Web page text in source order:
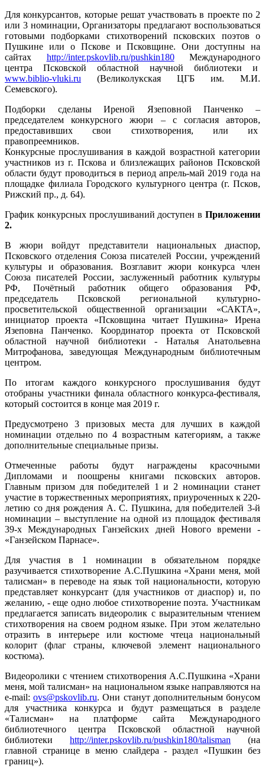
Для конкурсантов, которые решат участвовать в проекте по 2
или 3 номинации, Организаторы предлагают воспользоваться
готовыми подборками стихотворений псковских поэтов о
Пушкине или о Пскове и Псковщине. Они доступны на
сайтах http://inter.pskovlib.ru/pushkin180Международного
центра Псковской областной научной библиотеки и
www.biblio-vluki.ru (Великолукская ЦГБ им. М.И.
Семевского).
Подборки сделаны Иреной Язеповной Панченко –
председателем конкурсного жюри – с согласия авторов,
предоставивших свои стихотворения, или их
правопреемников.
Конкурсные прослушивания в каждой возрастной категории
участников из г. Пскова и близлежащих районов Псковской
области будут проводиться в период апрель-май 2019 года на
площадке филиала Городского культурного центра (г. Псков,
Рижский пр., д. 64).
График конкурсных прослушиваний доступен в Приложении
2.
В жюри войдут представители национальных диаспор,
Псковского отделения Союза писателей России, учреждений
культуры и образования. Возглавит жюри конкурса член
Союза писателей России, заслуженный работник культуры
РФ, Почётный работник общего образования РФ,
председатель Псковской региональной культурно-
просветительской общественной организации «САКТА»,
инициатор проекта «Псковщина читает Пушкина» Ирена
Язеповна Панченко. Координатор проекта от Псковской
областной научной библиотеки - Наталья Анатольевна
Митрофанова, заведующая Международным библиотечным
центром.
По итогам каждого конкурсного прослушивания будут
отобраны участники финала областного конкурса-фестиваля,
который состоится в конце мая 2019 г.
Предусмотрено 3 призовых места для лучших в каждой
номинации отдельно по 4 возрастным категориям, а также
дополнительные специальные призы.
Отмеченные работы будут награждены красочными
Дипломами и поощрены книгами псковских авторов.
Главным призом для победителей 1 и 2 номинации станет
участие в торжественных мероприятиях, приуроченных к 220-
летию со дня рождения А. С. Пушкина, для победителей 3-й
номинации – выступление на одной из площадок фестиваля
39-х Международных Ганзейских дней Нового времени -
«Ганзейском Парнасе».
Для участия в 1 номинации в обязательном порядке
разучивается стихотворение А.С.Пушкина «Храни меня, мой
талисман» в переводе на язык той национальности, которую
представляет конкурсант (для участников от диаспор) и, по
желанию, - еще одно любое стихотворение поэта. Участникам
предлагается записать видеоролик с выразительным чтением
стихотворения на своем родном языке. При этом желательно
отразить в интерьере или костюме чтеца национальный
колорит (флаг страны, ключевой элемент национального
костюма).
Видеоролики с чтением стихотворения А.С.Пушкина «Храни
меня, мой талисман» на национальном языке направляются на
e-mail:ovs@pskovlib.ru. Они станут дополнительным бонусом
для участника конкурса и будут размещаться в разделе
«Талисман» на платформе сайта Международного
библиотечного центра Псковской областной научной
библиотеки http://inter.pskovlib.ru/pushkin180/talisman (на
главной странице в меню слайдера - раздел «Пушкин без
границ»).